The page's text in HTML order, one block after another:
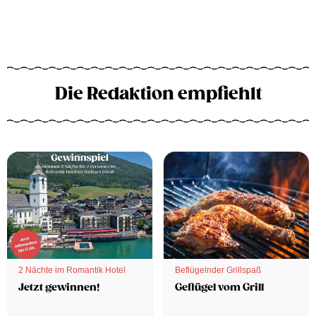
Die Redaktion empfiehlt
2 Nächte im Romantik Hotel
Jetzt gewinnen!
Beflügelnder Grillspaß
Geflügel vom Grill